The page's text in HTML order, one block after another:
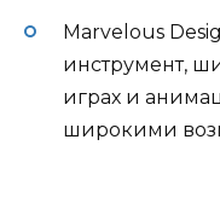
Marvelous
инструмент,
играх и
широкими